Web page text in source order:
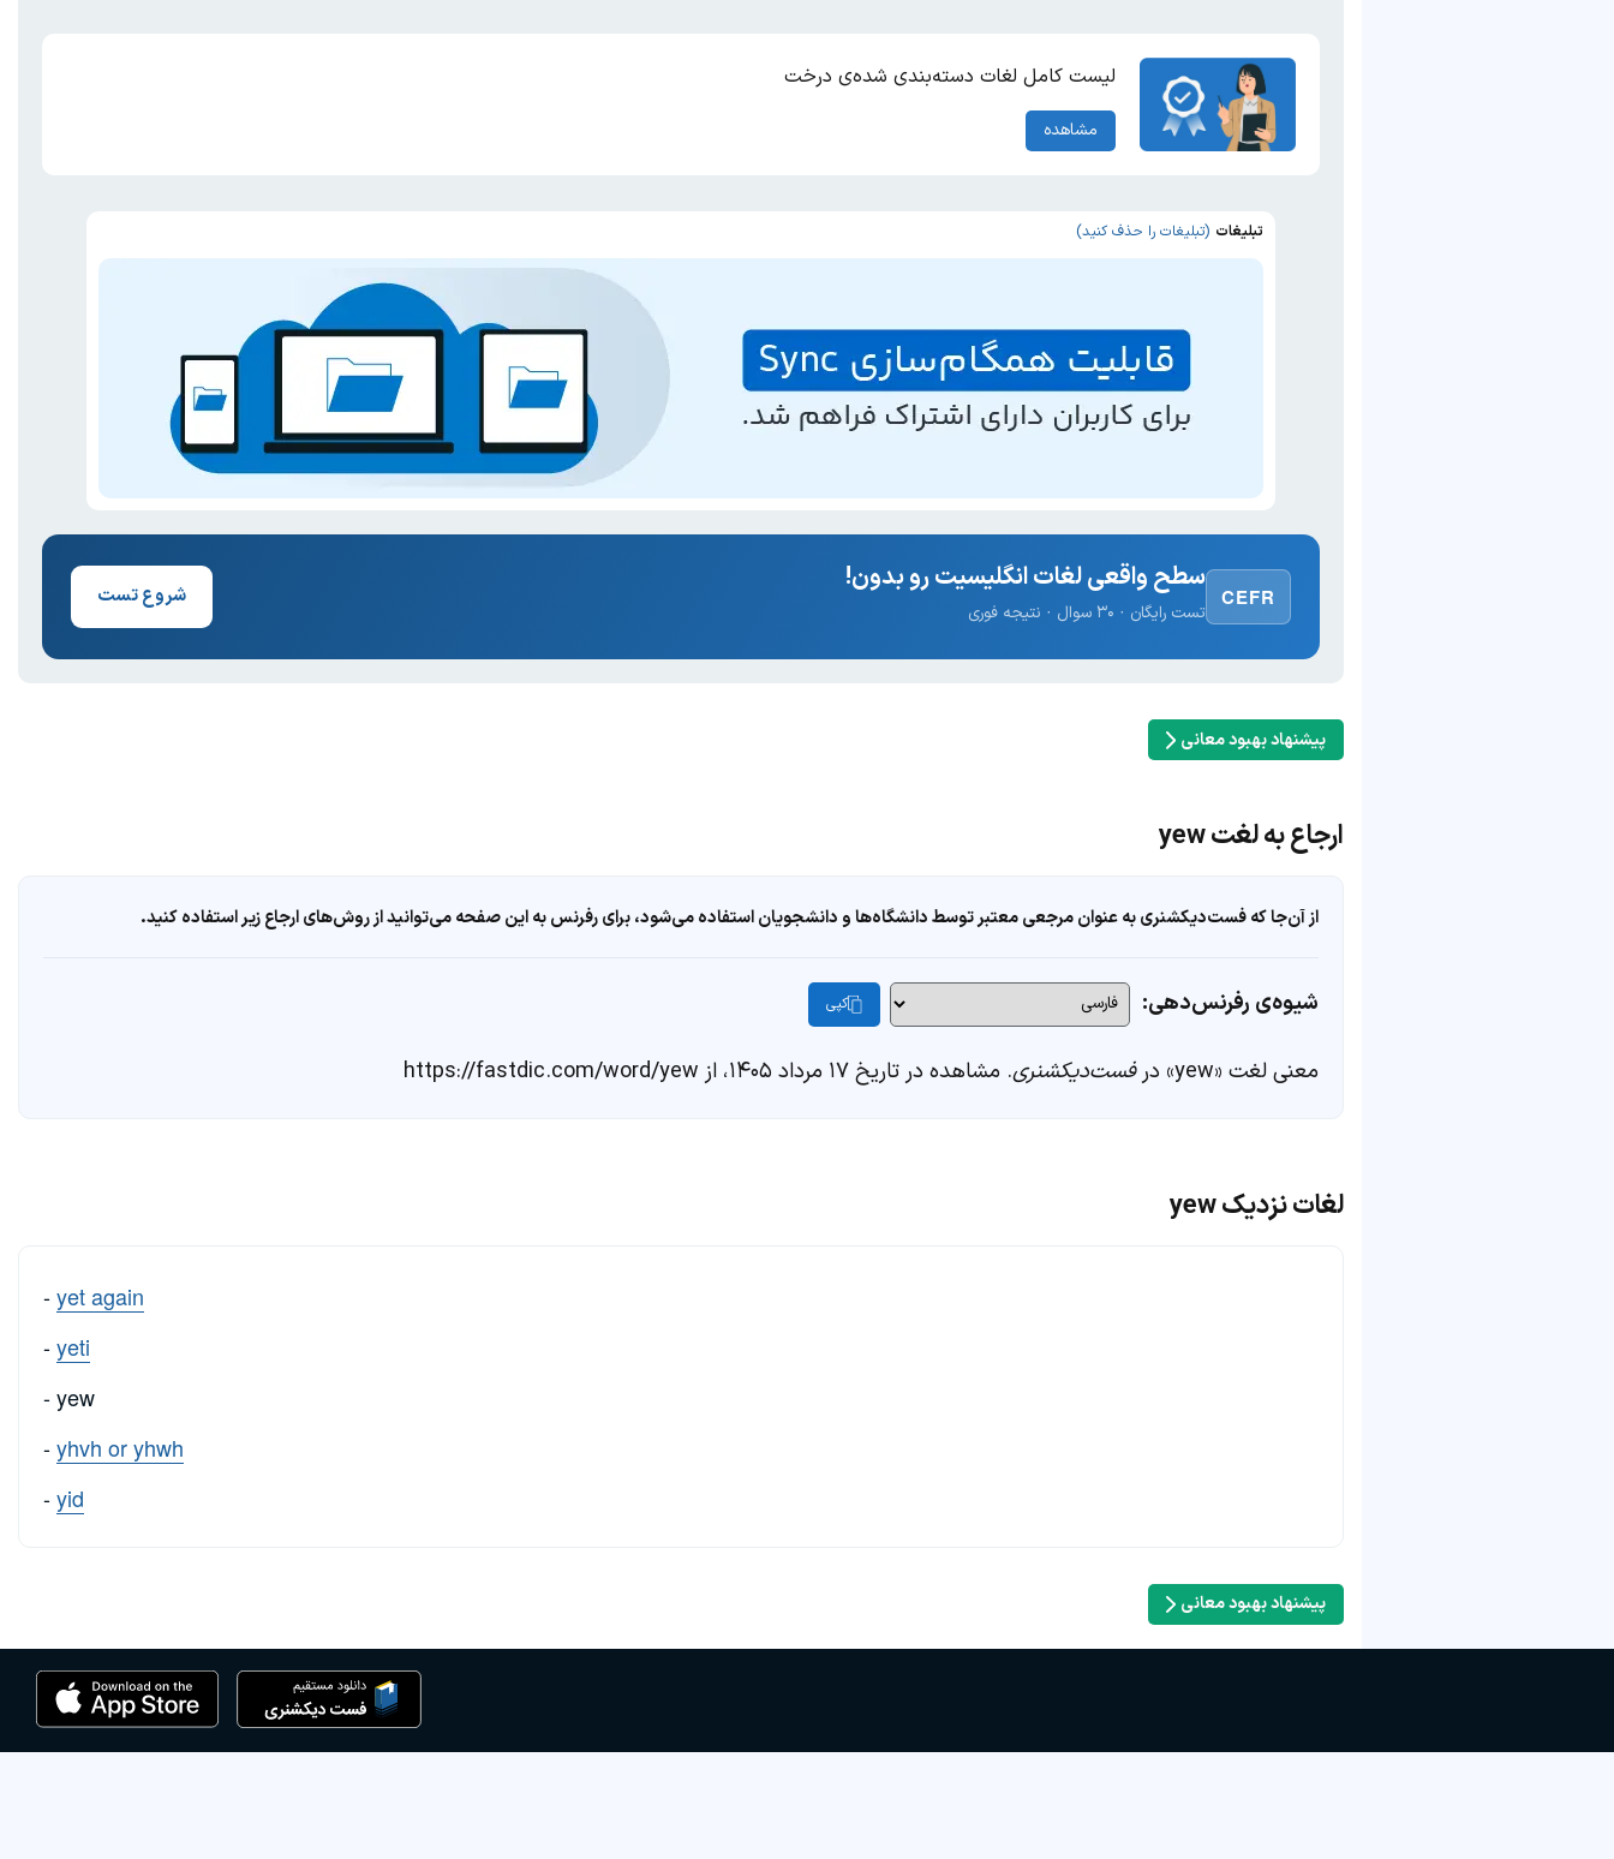
لیست کامل لغات دسته‌بندی شده‌ی درخت
مشاهده
تبلیغات (تبلیغات را حذف کنید)
CEFR
سطح واقعی لغات انگلیسیت رو بدون!
تست رایگان · ۳۰ سوال · نتیجه فوری
شروع تست
پیشنهاد بهبود معانی
ارجاع به لغت yew
از آن‌جا که فست‌دیکشنری به عنوان مرجعی معتبر توسط دانشگاه‌ها و دانشجویان استفاده می‌شود، برای رفرنس به این صفحه می‌توانید از روش‌های ارجاع زیر استفاده کنید.
شیوه‌ی رفرنس‌دهی: کپی
معنی لغت «yew» در فست‌دیکشنری. مشاهده در تاریخ ۱۷ مرداد ۱۴۰۵، از https://fastdic.com/word/yew
لغات نزدیک yew
-yet again
-yeti
- yew
-yhvh or yhwh
-yid
پیشنهاد بهبود معانی